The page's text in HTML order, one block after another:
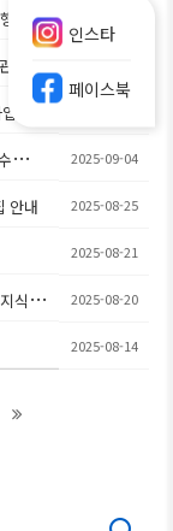
위 예
안
2025-09-04
안내 2025-08-25
2025-08-21
식재
2025-08-20
2025-08-14
인스타
페이스북